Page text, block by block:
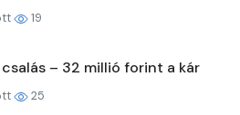
19
– 32 millió forint a kár
25